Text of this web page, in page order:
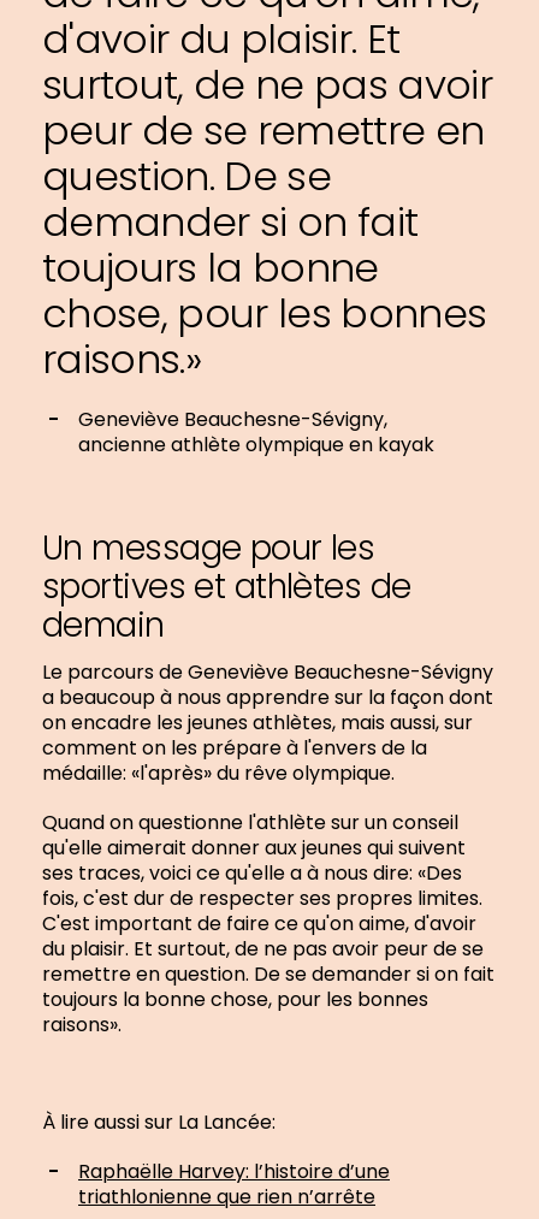
d'avoir du plaisir. Et
surtout, de ne pas avoir
peur de se remettre en
question. De se
demander si on fait
toujours la bonne
chose, pour les bonnes
raisons.»
Geneviève Beauchesne-Sévigny,
ancienne athlète olympique en kayak
Un message pour les
sportives et athlètes de
demain
Le parcours de Geneviève Beauchesne-Sévigny
a beaucoup à nous apprendre sur la façon dont
on encadre les jeunes athlètes, mais aussi, sur
comment on les prépare à l'envers de la
médaille: «l'après» du rêve olympique.
Quand on questionne l'athlète sur un conseil
qu'elle aimerait donner aux jeunes qui suivent
ses traces, voici ce qu'elle a à nous dire: «Des
fois, c'est dur de respecter ses propres limites.
C'est important de faire ce qu'on aime, d'avoir
du plaisir. Et surtout, de ne pas avoir peur de se
remettre en question. De se demander si on fait
toujours la bonne chose, pour les bonnes
raisons».
À lire aussi sur La Lancée:
Raphaëlle Harvey: l’histoire d’une
triathlonienne que rien n’arrête